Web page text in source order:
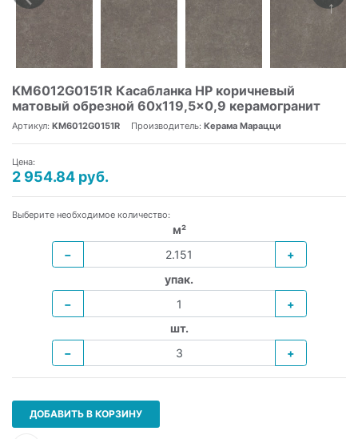
KM6012G0151R Касабланка HP коричневый
матовый обрезной 60x119,5x0,9 керамогранит
Артикул: KM6012G0151R Производитель: Керама Марацци
Цена:
2 954.84 руб.
Выберите необходимое количество:
м²
−
+
упак.
−
+
шт.
−
+
ДОБАВИТЬ В КОРЗИНУ